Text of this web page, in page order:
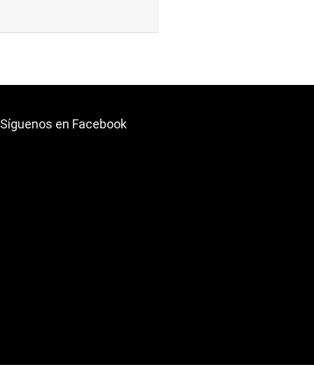
Síguenos en Facebook